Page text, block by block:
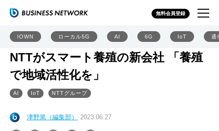
無料会員登録
IOWN ローカル5G AI 6G IoT 通
NTTがスマート養殖の新会社 「養殖
で地域活性化を」
AI IoT NTTグループ
津野篤（編集部） 2023.06.27